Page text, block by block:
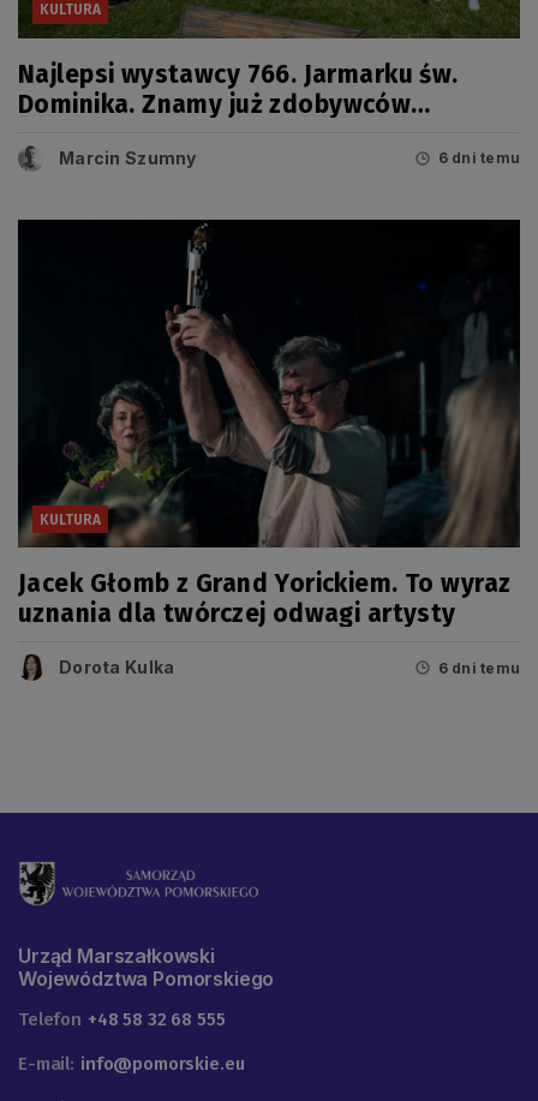
KULTURA
Najlepsi wystawcy 766. Jarmarku św.
Dominika. Znamy już zdobywców
Marcin Szumny 6 dni temu
KULTURA
Jacek Głomb z Grand Yorickiem. To wyraz
uznania dla twórczej odwagi artysty
Dorota Kulka 6 dni temu
Urząd Marszałkowski
Województwa Pomorskiego
Telefon +48 58 32 68 555
E-mail: info@pomorskie.eu